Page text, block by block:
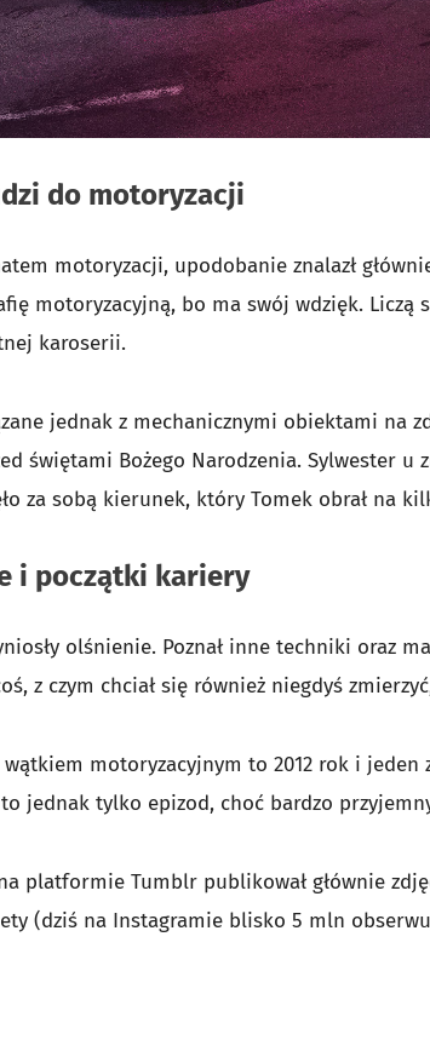
do motoryzacji
motoryzacji, upodobanie znalazł
motoryzacyjną, bo ma swój wdzięk. Liczą
karoserii.
jednak z mechanicznymi obiektami na
świętami Bożego Narodzenia. Sylwester u
za sobą kierunek, który Tomek obrał na
i początki kariery
olśnienie. Poznał inne techniki oraz
z czym chciał się również niegdyś
motoryzacyjnym to 2012 rok i jeden
jednak tylko epizod, choć bardzo
platformie Tumblr publikował głównie
(dziś na Instagramie blisko 5 mln